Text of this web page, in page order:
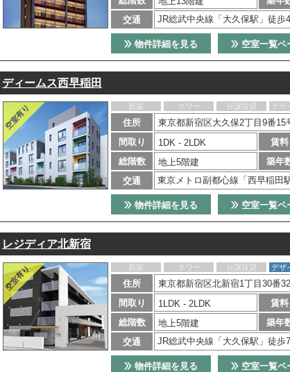
交通
JR総武中央線「大久保駅」徒歩
空室一覧ペ
物件詳細を見る
ディームス西早稲田
新築 タワー 分譲賃貸 デザ
住所
東京都新宿区大久保2丁目9番15
間取り
1DK - 2LDK 賃料
総階数
地上5階建 築年
交通
東京メトロ副都心線「西早稲田
空室一覧ペ
物件詳細を見る
レジディア北新宿
新築 タワー 分譲賃貸 デザ
住所
東京都新宿区北新宿1丁目30番
間取り
1LDK - 2LDK 賃料
総階数
地上5階建 築年
交通
JR総武中央線「大久保駅」徒歩
空室一覧ペ
物件詳細を見る